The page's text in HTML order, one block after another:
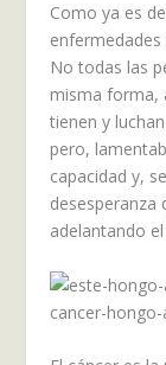
Como ya es
enfermedades
No todas las
misma forma,
tienen y
pero,
capacidad y,
desesperanza
adelantando